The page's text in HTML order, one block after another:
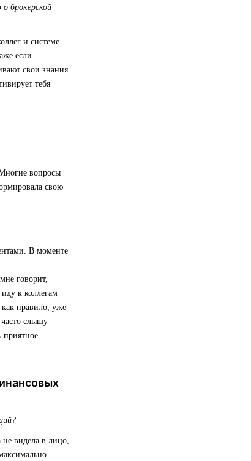
брокерской
и системе
если
свои знания
тебя
вопросы
свою
В моменте
говорит,
к коллегам
правило, уже
слышу
приятное
видела в лицо,